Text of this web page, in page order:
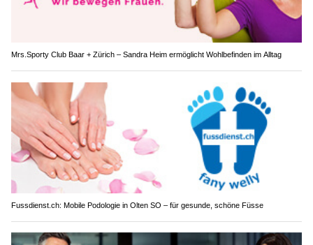
Mrs.Sporty Club Baar + Zürich – Sandra Heim ermöglicht Wohlbefinden im Alltag
Fussdienst.ch: Mobile Podologie in Olten SO – für gesunde, schöne Füsse